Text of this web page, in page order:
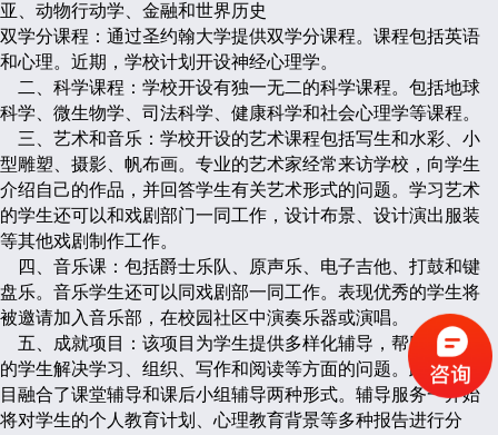
亚、动物行动学、金融和世界历史
双学分课程：通过圣约翰大学提供双学分课程。课程包括英语
和心理。近期，学校计划开设神经心理学。
二、科学课程：学校开设有独一无二的科学课程。包括地球
科学、微生物学、司法科学、健康科学和社会心理学等课程。
三、艺术和音乐：学校开设的艺术课程包括写生和水彩、小
型雕塑、摄影、帆布画。专业的艺术家经常来访学校，向学生
介绍自己的作品，并回答学生有关艺术形式的问题。学习艺术
的学生还可以和戏剧部门一同工作，设计布景、设计演出服装
等其他戏剧制作工作。
四、音乐课：包括爵士乐队、原声乐、电子吉他、打鼓和键
盘乐。音乐学生还可以同戏剧部一同工作。表现优秀的学生将
被邀请加入音乐部，在校园社区中演奏乐器或演唱。
五、成就项目：该项目为学生提供多样化辅导，帮助有需求
的学生解决学习、组织、写作和阅读等方面的问题。此帮助项
目融合了课堂辅导和课后小组辅导两种形式。辅导服务一开始
将对学生的个人教育计划、心理教育背景等多种报告进行分